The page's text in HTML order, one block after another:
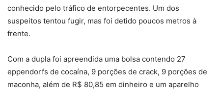
conhecido pelo tráfico de entorpecentes. Um dos
suspeitos tentou fugir, mas foi detido poucos metros à
frente.
Com a dupla foi apreendida uma bolsa contendo 27
eppendorfs de cocaína, 9 porções de crack, 9 porções de
maconha, além de R$ 80,85 em dinheiro e um aparelho